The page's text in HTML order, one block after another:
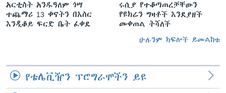
አርቲስት አንዱዓለም ጎሣ
ተጨማሪ 13 ቀናትን በእስር
እንዲቆይ ፍርድ ቤት ፈቀደ
ሩሲያ የተቆጣጠረቻቸውን
የዩክሬን ግዛቶች እንደያዘች
መቀጠል ትሻለች
ሁሉንም ክፍሎች ይመልከቱ
የቴሌቪዥን ፕሮግራሞችን ይዩ